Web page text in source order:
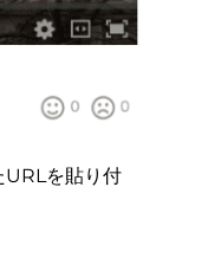
を貼り付